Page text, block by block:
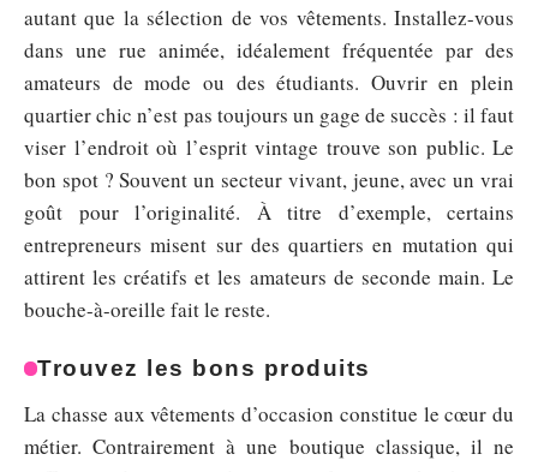
autant que la sélection de vos vêtements. Installez-vous
dans une rue animée, idéalement fréquentée par des
amateurs de mode ou des étudiants. Ouvrir en plein
quartier chic n’est pas toujours un gage de succès : il faut
viser l’endroit où l’esprit vintage trouve son public. Le
bon spot ? Souvent un secteur vivant, jeune, avec un vrai
goût pour l’originalité. À titre d’exemple, certains
entrepreneurs misent sur des quartiers en mutation qui
attirent les créatifs et les amateurs de seconde main. Le
bouche-à-oreille fait le reste.
Trouvez les bons produits
La chasse aux vêtements d’occasion constitue le cœur du
métier. Contrairement à une boutique classique, il ne